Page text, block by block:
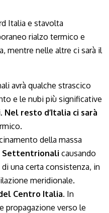
avrà qualche strascico
e le nubi più significative
Nel resto d’Italia ci sarà
della massa
Settentrionali causando
una certa consistenza, in
meridionale.
Centro Italia. In
propagazione verso le